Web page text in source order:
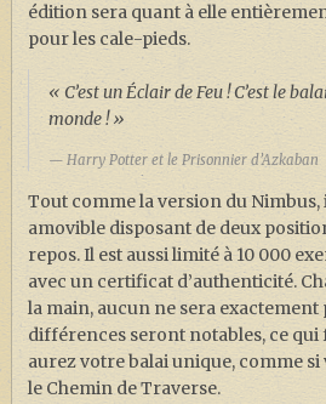
CULTURE
PODCASTS
LES GRANDS ARTICLES DE LA GAZETTE
DOSSIERS
JEUX
édition sera quant à elle
pour les cale-pieds.
« C’est un Éclair de Feu ! C’est le
monde ! »
Harry Potter et le Prisonnier d’Azkaban
Tout comme la version du Nimbus,
amovible disposant de deux
repos. Il est aussi limité à 10 000
avec un certificat d’authenticité.
la main, aucun ne sera exactement
différences seront notables, ce qui
aurez votre balai unique, comme si
le Chemin de Traverse.